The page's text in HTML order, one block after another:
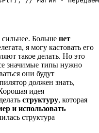
Больше нет
я могу кастовать его
такое делать. Но это
значимые типы нужно
они будут
должен знать,
идея
структуру, которая
и использовать
структура